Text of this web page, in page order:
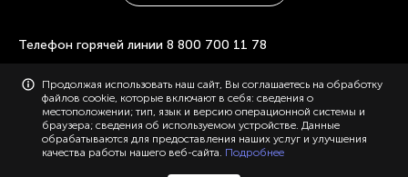
Телефон горячей линии 8 800 700 11 78
© 2006-2026 «Polaris». Все права защищены. Использование
материалов с сайта polaris.ru возможно только с разрешения
администрации, с указанием активной ссылки на сайт.
Конфиденциальность
Карта сайта
Продолжая использовать наш сайт, Вы соглашаетесь на обработку
файлов cookie, которые включают в себя: сведения о
местоположении; тип, язык и версию операционной системы и
браузера; сведения об используемом устройстве. Данные
обрабатываются для предоставления наших услуг и улучшения
качества работы нашего веб-сайта. Подробнее